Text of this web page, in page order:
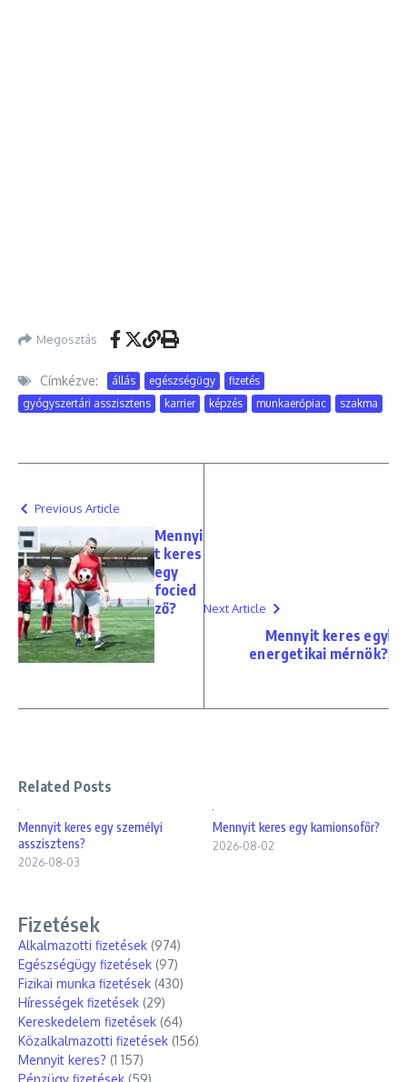
Megosztás
Címkézve: állás egészségügy
fizetés
gyógyszertári asszisztens
karrier képzés munkaerőpiac szakma
Previous Article
Mennyi
t keres
egy
focied
ző?
Next Article
Mennyit keres egy
energetikai mérnök?
Related Posts
Mennyit keres egy személyi
asszisztens?
2026-08-03
Mennyit keres egy kamionsofőr?
2026-08-02
Fizetések
Alkalmazotti fizetések (974)
Egészségügy fizetések (97)
Fizikai munka fizetések (430)
Hírességek fizetések (29)
Kereskedelem fizetések (64)
Közalkalmazotti fizetések (156)
Mennyit keres? (1 157)
Pénzügy fizetések (59)